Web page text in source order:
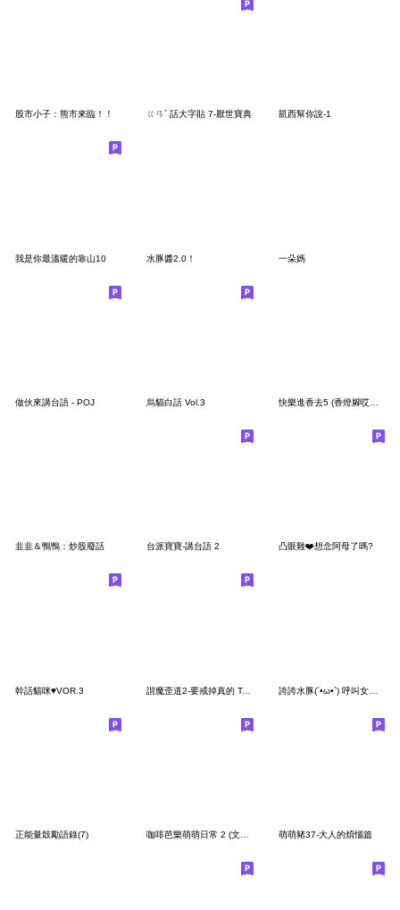
股市小子：熊市來臨！！ ㄍㄢˋ 話大字貼 7-厭世寶典 凱西幫你說-1
我是你最溫暖的靠山10 水豚醬2.0！ 一朵媽
做伙來講台語 - POJ 烏貓白話 Vol.3 快樂進香去5 (香燈腳哎哎叫)
韭韭＆鴨鴨：炒股廢話 台派寶寶-講台語 2 凸眼雞❤️想念阿母了嗎?
幹話貓咪♥VOR.3 諧魔歪道2-要戒掉真的 Tainan 了 誇誇水豚(´•ω•`) 呼叫女兒兒兒兒
正能量鼓勵語錄(7) 萌萌豬37-大人的煩惱篇